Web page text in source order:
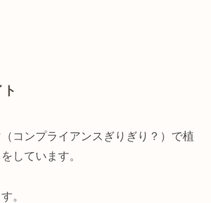
コンプライアンスぎりぎり？）で植
しています。
。